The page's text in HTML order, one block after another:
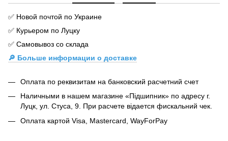
✅ Новой почтой по Украине
✅ Курьером по Луцку
✅ Самовывоз со склада
🔎 Больше информации о доставке
Оплата по реквизитам на банковский расчетний счет
Наличными в нашем магазине «Підшипник» по адресу г.
Луцк, ул. Стуса, 9. При расчете відается фискальний чек.
Оплата картой Visa, Mastercard, WayForPay